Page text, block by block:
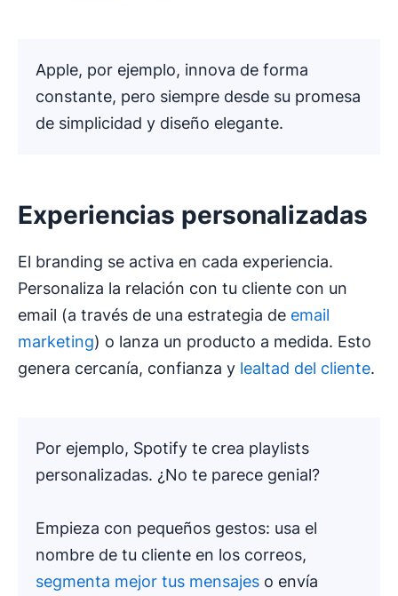
Apple, por ejemplo, innova de forma
constante, pero siempre desde su promesa
de simplicidad y diseño elegante.
Experiencias personalizadas
El branding se activa en cada experiencia.
Personaliza la relación con tu cliente con un
email (a través de una estrategia de email
marketing) o lanza un producto a medida. Esto
genera cercanía, confianza y lealtad del cliente.
Por ejemplo, Spotify te crea playlists
personalizadas. ¿No te parece genial?
Empieza con pequeños gestos: usa el
nombre de tu cliente en los correos,
segmenta mejor tus mensajes o envía